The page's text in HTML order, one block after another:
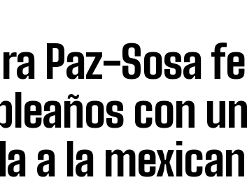
Paz-Sosa
con
a la